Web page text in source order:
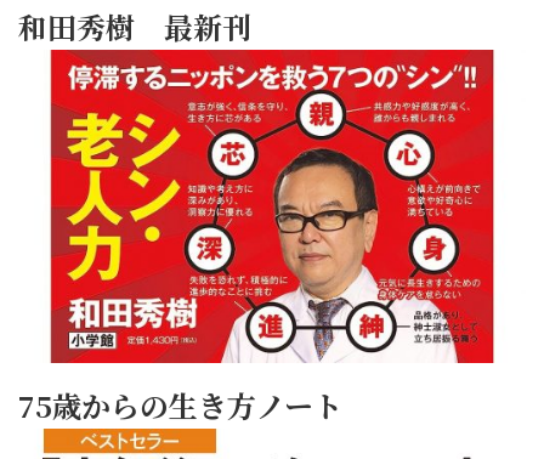
和田秀樹 最新刊
75歳からの生き方ノート